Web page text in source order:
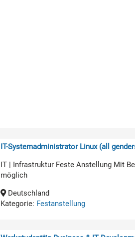
IT-Systemadministrator Linux (all
IT | Infrastruktur Feste Anstellung Mit
möglich
Deutschland
Kategorie: Festanstellung